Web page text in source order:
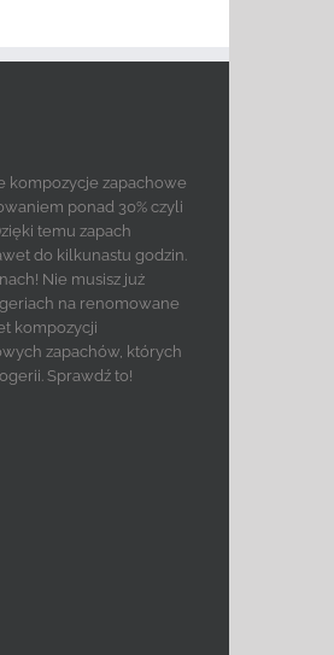
kompozycje zapachowe
ponad 30% czyli
temu zapach
do kilkunastu godzin.
Nie musisz już
na renomowane
kompozycji
zapachów, których
Sprawdź to!